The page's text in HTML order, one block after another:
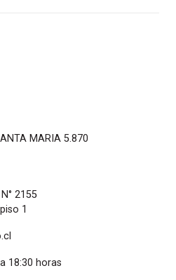
MARIA 5.870
2155
1
18:30 horas